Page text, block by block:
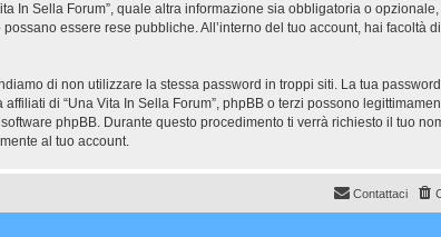
Sella Forum”, quale altra informazione sia obbligatoria o
essere rese pubbliche. All’interno del tuo account, hai facoltà
di non utilizzare la stessa password in troppi siti. La tua
di “Una Vita In Sella Forum”, phpBB o terzi possono
phpBB. Durante questo procedimento ti verrà richiesto il tuo
al tuo account.
Contattaci